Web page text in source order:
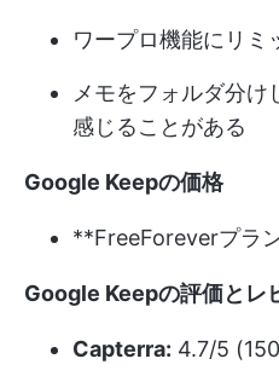
ワープロ機能にリミ
メモをフォルダ分け
感じることがある
Google Keepの価格
**FreeForeverプラ
Google Keepの評価とレ
Capterra: 4.7/5